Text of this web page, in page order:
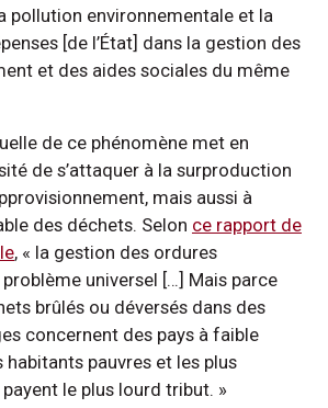
pollution environnementale et la
[de l’État] dans la gestion des
et des aides sociales du même
de ce phénomène met en
de s’attaquer à la surproduction
mais aussi à
des déchets. Selon ce rapport de
, « la gestion des ordures
universel […] Mais parce
brûlés ou déversés dans des
concernent des pays à faible
habitants pauvres et les plus
le plus lourd tribut. »